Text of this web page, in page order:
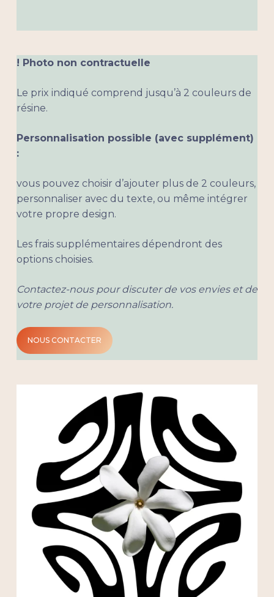
Votre panier est vide.
Aller à la boutique
! Photo non contractuelle
Le prix indiqué comprend jusqu’à 2 couleurs de
résine.
Personnalisation possible (avec supplément)
:
vous pouvez choisir d’ajouter plus de 2 couleurs,
personnaliser avec du texte, ou même intégrer
votre propre design.
Les frais supplémentaires dépendront des
options choisies.
Contactez-nous pour discuter de vos envies et de
votre projet de personnalisation.
NOUS CONTACTER